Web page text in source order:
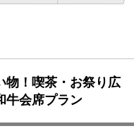
物！喫茶・お祭り広
会席プラン